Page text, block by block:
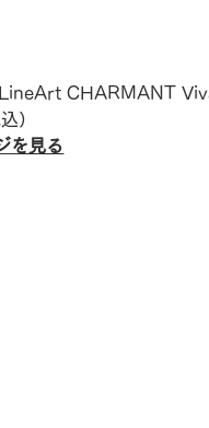
CHARMANT
）
を見る